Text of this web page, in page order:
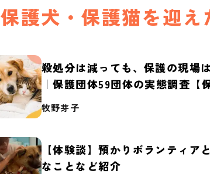
保護犬・保護猫を迎え
殺処分は減っても、保護の現場
｜保護団体59団体の実態調査【
2026】
牧野芽子
【体験談】預かりボランティア
なことなど紹介